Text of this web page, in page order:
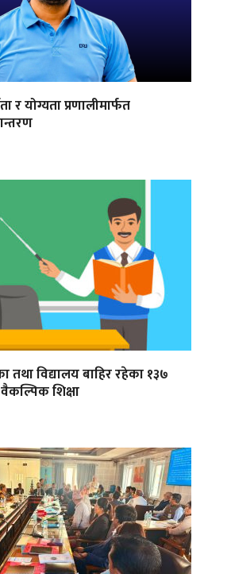
र योग्यता प्रणालीमार्फत
तथा विद्यालय बाहिर रहेका १३७
शिक्षा